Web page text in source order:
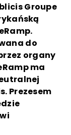
Groupe
do
organy
ma
Prezesem